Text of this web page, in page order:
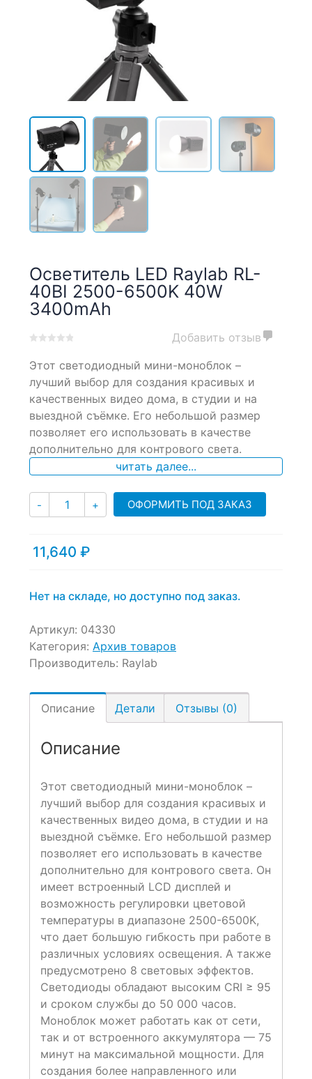
Осветитель LED Raylab RL-
40BI 2500-6500K 40W
3400mAh
out
based
on
customer
ratings
Добавить отзыв
Этот светодиодный мини-моноблок –
лучший выбор для создания красивых и
качественных видео дома, в студии и на
выездной съёмке. Его небольшой размер
позволяет его использовать в качестве
дополнительно для контрового света.
читать далее...
- Количество
+ ОФОРМИТЬ ПОД ЗАКАЗ
11,640 ₽
Нет на складе, но доступно под заказ.
Артикул: 04330
Категория: Архив товаров
Производитель: Raylab
Описание Детали Отзывы (0)
Описание
Этот светодиодный мини-моноблок –
лучший выбор для создания красивых и
качественных видео дома, в студии и на
выездной съёмке. Его небольшой размер
позволяет его использовать в качестве
дополнительно для контрового света. Он
имеет встроенный LCD дисплей и
возможность регулировки цветовой
температуры в диапазоне 2500-6500K,
что дает большую гибкость при работе в
различных условиях освещения. А также
предусмотрено 8 световых эффектов.
Светодиоды обладают высоким CRI ≥ 95
и сроком службы до 50 000 часов.
Моноблок может работать как от сети,
так и от встроенного аккумулятора — 75
минут на максимальной мощности. Для
создания более направленного или